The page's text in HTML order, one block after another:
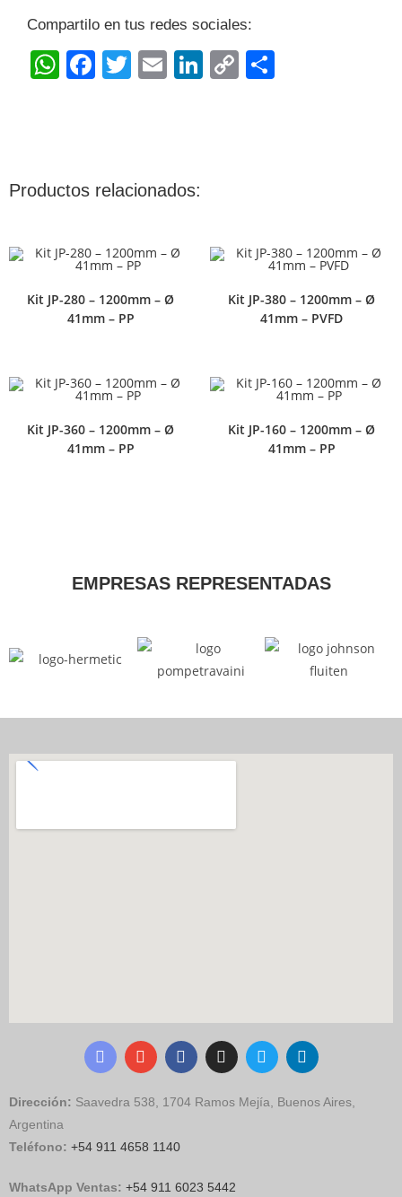
Compartilo en tus redes sociales:
W
A
p
F
b
o
k
T E Li C
Productos relacionados:
Kit JP-280 – 1200mm – Ø
41mm – PP
Kit JP-380 – 1200mm – Ø
41mm – PVFD
Kit JP-360 – 1200mm – Ø
41mm – PP
Kit JP-160 – 1200mm – Ø
41mm – PP
EMPRESAS REPRESENTADAS
Dirección: Saavedra 538, 1704 Ramos Mejía, Buenos Aires,
Argentina
Teléfono: +54 911 4658 1140
WhatsApp Ventas: +54 911 6023 5442